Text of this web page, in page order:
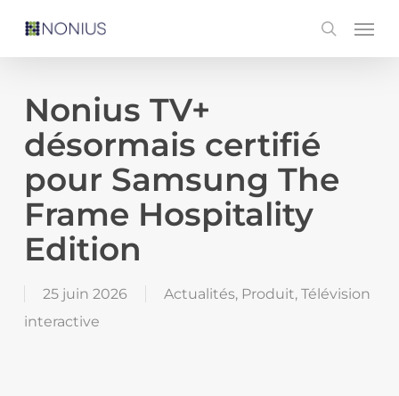
content
search
Menu
Nonius TV+
désormais certifié
pour Samsung The
Frame Hospitality
Edition
25 juin 2026 Actualités, Produit, Télévision
interactive